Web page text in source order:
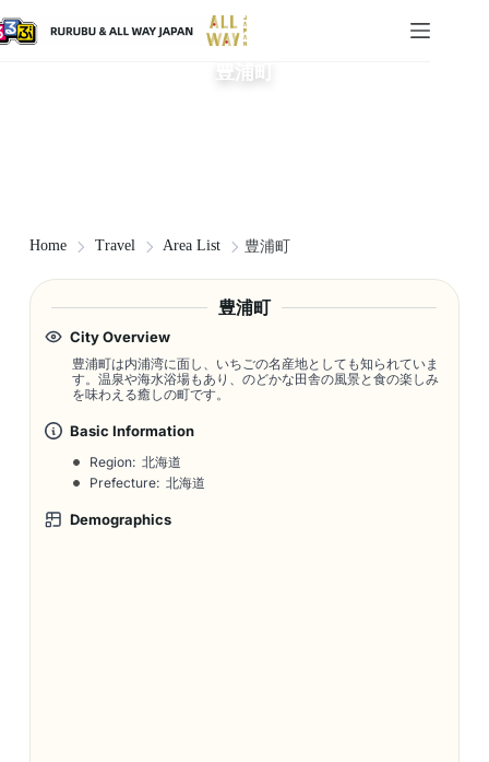
豊浦町
Home Travel Area List 豊浦町
豊浦町
City Overview
豊浦町は内浦湾に面し、いちごの名産地としても知られていま
す。温泉や海水浴場もあり、のどかな田舎の風景と食の楽しみ
を味わえる癒しの町です。
Basic Information
Region: 北海道
Prefecture: 北海道
Demographics